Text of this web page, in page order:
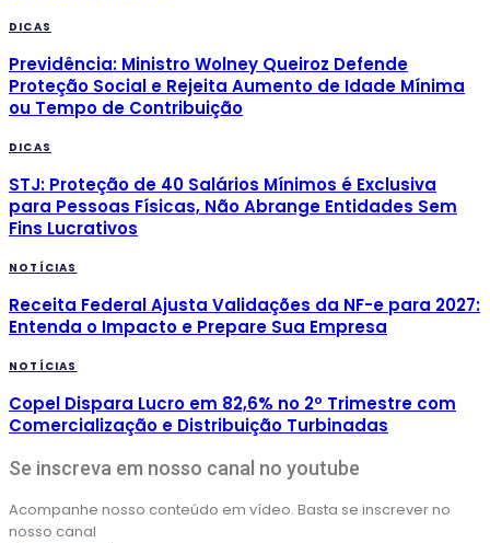
DICAS
Previdência: Ministro Wolney Queiroz Defende
Proteção Social e Rejeita Aumento de Idade Mínima
ou Tempo de Contribuição
DICAS
STJ: Proteção de 40 Salários Mínimos é Exclusiva
para Pessoas Físicas, Não Abrange Entidades Sem
Fins Lucrativos
NOTÍCIAS
Receita Federal Ajusta Validações da NF-e para 2027:
Entenda o Impacto e Prepare Sua Empresa
NOTÍCIAS
Copel Dispara Lucro em 82,6% no 2º Trimestre com
Comercialização e Distribuição Turbinadas
Se inscreva em nosso canal no youtube
Acompanhe nosso conteúdo em vídeo. Basta se inscrever no
nosso canal